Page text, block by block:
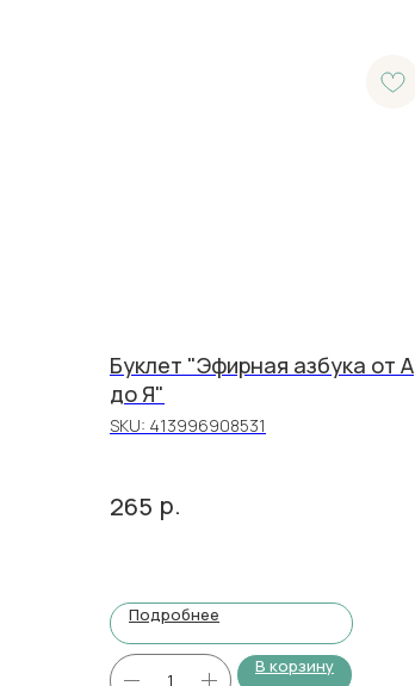
Буклет "Эфирная азбука от А
до Я"
SKU: 413996908531
265 р.
Подробнее
В корзину